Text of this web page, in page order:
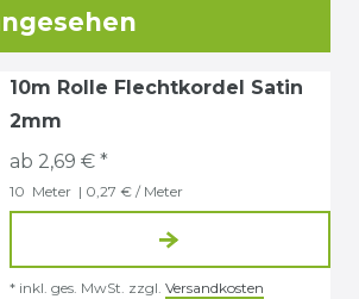
10m Rolle Flechtkordel Satin
2mm
ab 2,69 € *
10 Meter | 0,27 € / Meter
* inkl. ges. MwSt. zzgl. Versandkosten